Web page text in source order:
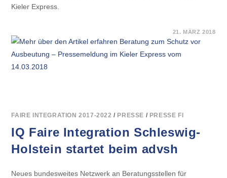
Kieler Express.
BERATUNG
ZUM
SCHUTZ
VOR
21. MÄRZ 2018
FAIRE INTEGRATION 2017-2022 / PRESSE / PRESSE FI
IQ Faire Integration Schleswig-
Holstein startet beim advsh
Neues bundesweites Netzwerk an Beratungsstellen für